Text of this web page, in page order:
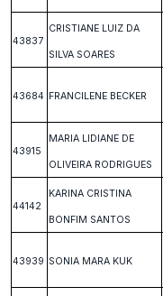
43837
CRISTIANE LUIZ DA
SILVA SOARES
43684 FRANCILENE BECKER
43915
MARIA LIDIANE DE
OLIVEIRA RODRIGUES
44142
KARINA CRISTINA
BONFIM SANTOS
43939 SONIA MARA KUK